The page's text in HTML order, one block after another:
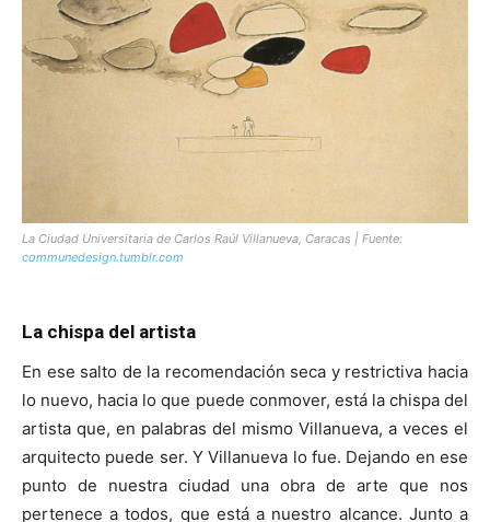
La Ciudad Universitaria de Carlos Raúl Villanueva, Caracas | Fuente:
communedesign.tumblr.com
La chispa del artista
En ese salto de la recomendación seca y restrictiva hacia
lo nuevo, hacia lo que puede conmover, está la chispa del
artista que, en palabras del mismo Villanueva, a veces el
arquitecto puede ser. Y Villanueva lo fue. Dejando en ese
punto de nuestra ciudad una obra de arte que nos
pertenece a todos, que está a nuestro alcance. Junto a